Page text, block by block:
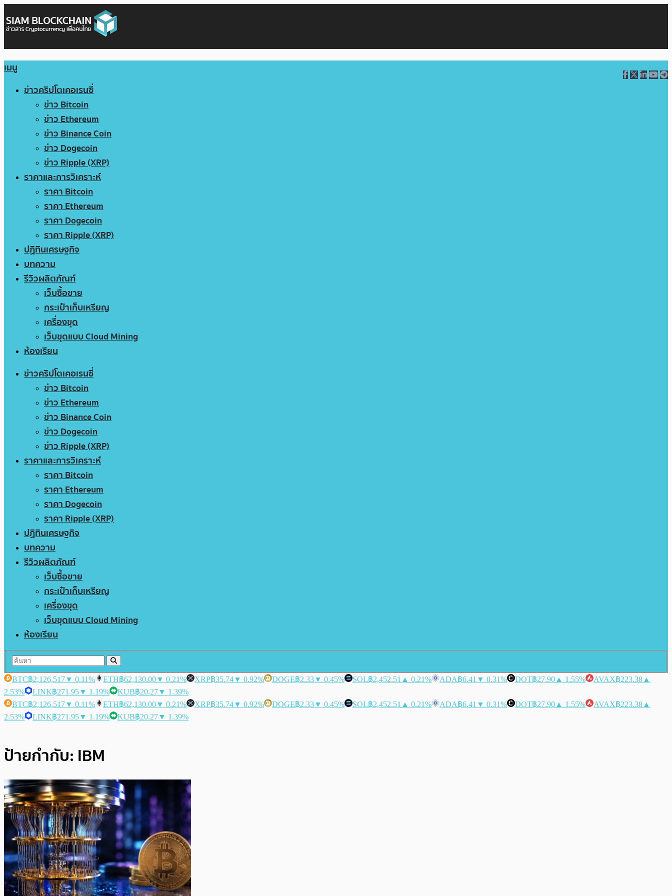
เมนู
ข่าวคริปโตเคอเรนซี่
ข่าว Bitcoin
ข่าว Ethereum
ข่าว Binance Coin
ข่าว Dogecoin
ข่าว Ripple (XRP)
ราคาและการวิเคราะห์
ราคา Bitcoin
ราคา Ethereum
ราคา Dogecoin
ราคา Ripple (XRP)
ปฏิทินเศรษฐกิจ
บทความ
รีวิวผลิตภัณฑ์
เว็บซื้อขาย
กระเป๋าเก็บเหรียญ
เครื่องขุด
เว็บขุดแบบ Cloud Mining
ห้องเรียน
ข่าวคริปโตเคอเรนซี่
ข่าว Bitcoin
ข่าว Ethereum
ข่าว Binance Coin
ข่าว Dogecoin
ข่าว Ripple (XRP)
ราคาและการวิเคราะห์
ราคา Bitcoin
ราคา Ethereum
ราคา Dogecoin
ราคา Ripple (XRP)
ปฏิทินเศรษฐกิจ
บทความ
รีวิวผลิตภัณฑ์
เว็บซื้อขาย
กระเป๋าเก็บเหรียญ
เครื่องขุด
เว็บขุดแบบ Cloud Mining
ห้องเรียน
BTC฿2,126,517▼ 0.11% ETH฿62,130.00▼ 0.21% XRP฿35.74▼ 0.92% DOGE฿2.33▼ 0.45% SOL฿2,452.51 ▲ 0.21% ADA฿6.41 ▼ 0.31% DOT฿27.90 ▲ 1.55% AVAX฿223.38 ▲
2.53%
LINK฿271.95▼ 1.19% KUB฿20.27▼ 1.39%
BTC฿2,126,517▼ 0.11% ETH฿62,130.00▼ 0.21% XRP฿35.74▼ 0.92% DOGE฿2.33▼ 0.45% SOL฿2,452.51 ▲ 0.21% ADA฿6.41 ▼ 0.31% DOT฿27.90 ▲ 1.55% AVAX฿223.38 ▲
2.53%
LINK฿271.95▼ 1.19% KUB฿20.27▼ 1.39%
ป้ายกำกับ: IBM